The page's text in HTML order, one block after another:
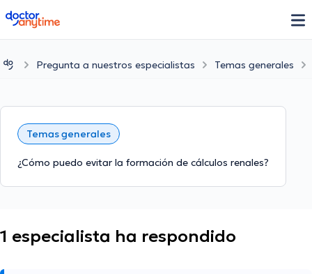
doctoranytime
Pregunta a nuestros especialistas Temas generales
Temas generales
¿Cómo puedo evitar la formación de cálculos renales?
1 especialista ha respondido